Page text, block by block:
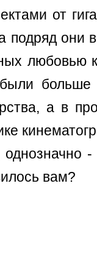
от
подряд они
любовью к
больше
а в
вам?